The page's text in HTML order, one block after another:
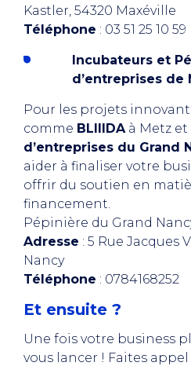
Kastler, 54320 Maxéville
Téléphone : 03 51 25 10 59
Incubateurs et
d’entreprises de
Pour les projets
comme BLIIIDAà Metz et
d’entreprises du Grand
aider à finaliser votre
offrir du soutien en
financement.
Pépinière du Grand
Adresse : 5 Rue Jacques
Nancy
Téléphone : 0784168252
Et ensuite ?
Une fois votre business
vous lancer ! Faites